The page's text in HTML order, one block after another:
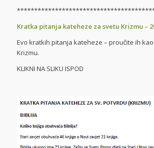
Kratka pitanja kateheze za svetu Krizmu –
Evo kratkih pitanja kateheze – proučite ih
Krizmu.
KLIKNI NA SLIKU ISPOD